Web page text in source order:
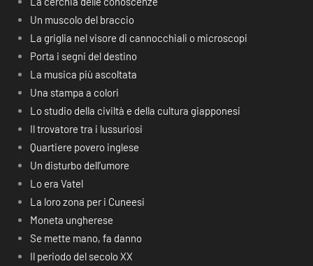
Un muscolo del braccio
La griglia nel visore di cannocchiali o microscopi
Porta i segni del destino
La musica più ascoltata
Una stampa a colori
Lo studio della civiltà e della cultura giapponesi
Il trovatore tra i lussuriosi
Quartiere povero inglese
Un disturbo dell’umore
Lo era Vatel
La loro zona per i Cuneesi
Moneta ungherese
Se mette mano, fa danno
Il periodo del secolo XX